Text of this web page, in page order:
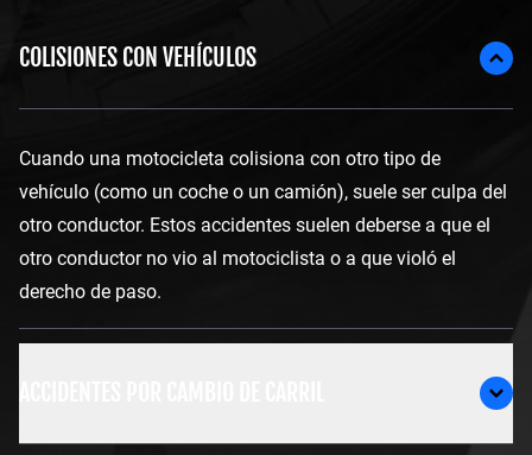
COLISIONES CON VEHÍCULOS
Cuando una motocicleta colisiona con otro tipo de
vehículo (como un coche o un camión), suele ser culpa del
otro conductor. Estos accidentes suelen deberse a que el
otro conductor no vio al motociclista o a que violó el
derecho de paso.